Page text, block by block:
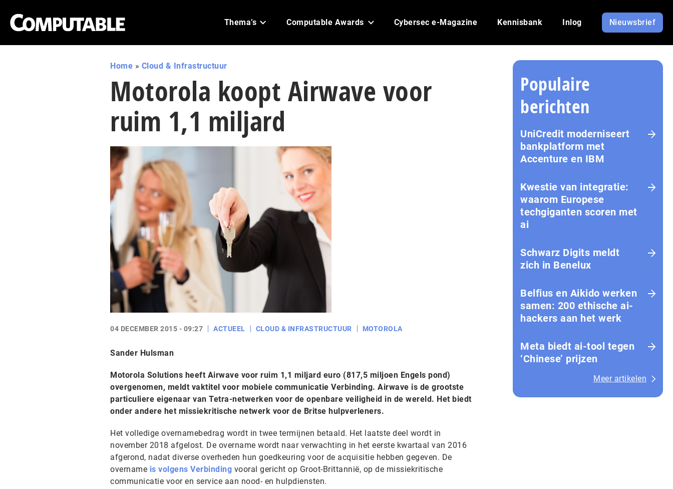
Thema’s Computable Awards Cybersec e-Magazine Kennisbank Inlog Nieuwsbrief
Home » Cloud & Infrastructuur
Motorola koopt Airwave voor
ruim 1,1 miljard
04 DECEMBER 2015 - 09:27 ACTUEEL CLOUD & INFRASTRUCTUUR MOTOROLA
Sander Hulsman
Motorola Solutions heeft Airwave voor ruim 1,1 miljard euro (817,5 miljoen Engels pond)
overgenomen, meldt vaktitel voor mobiele communicatie Verbinding. Airwave is de grootste
particuliere eigenaar van Tetra-netwerken voor de openbare veiligheid in de wereld. Het biedt
onder andere het missiekritische netwerk voor de Britse hulpverleners.
Het volledige overnamebedrag wordt in twee termijnen betaald. Het laatste deel wordt in
november 2018 afgelost. De overname wordt naar verwachting in het eerste kwartaal van 2016
afgerond, nadat diverse overheden hun goedkeuring voor de acquisitie hebben gegeven. De
overname is volgens Verbinding vooral gericht op Groot-Brittannië, op de missiekritische
communicatie voor en service aan nood- en hulpdiensten.
Populaire
berichten
UniCredit moderniseert
bankplatform met
Accenture en IBM
Kwestie van integratie:
waarom Europese
techgiganten scoren met
ai
Schwarz Digits meldt
zich in Benelux
Belfius en Aikido werken
samen: 200 ethische ai-
hackers aan het werk
Meta biedt ai-tool tegen
‘Chinese’ prijzen
Meer artikelen